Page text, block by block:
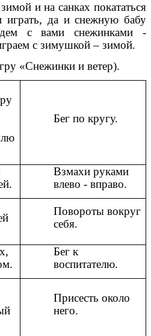
и на санках покататься
да и снежную бабу
с вами снежинками -
с зимушкой – зимой.
«Снежинки и ветер).
Бег по кругу.
Взмахи руками
влево - вправо.
Повороты вокруг
себя.
Бег к
воспитателю.
Присесть около
него.